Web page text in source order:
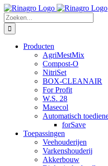
Ga
naar
inhoud
Zoeken
naar:
Producten
AgriMestMix
Compost-O
NitriSet
BOX-CLEANAIR
For Profit
W.S. 28
Masecol
Automatisch
forSave
Toepassingen
Veehouderijen
Varkenshouderij
Akkerbouw